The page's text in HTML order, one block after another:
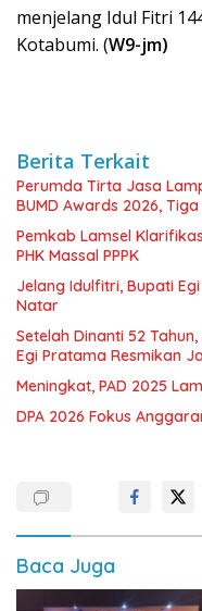
menjelang Idul Fitri
Kotabumi. (W9-jm)
Berita Terkait
Perumda Tirta Jasa
BUMD Awards 2026,
Pemkab Lamsel
PHK Massal PPPK
Jelang Idulfitri, Bupati
Natar
Setelah Dinanti 52
Egi Pratama Resmikan
Meningkat, PAD 2025
DPA 2026 Fokus
Baca Juga